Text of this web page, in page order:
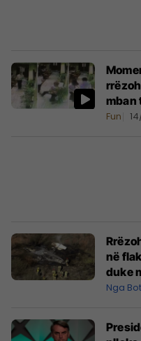
mban
Fun
në
duke
Nga